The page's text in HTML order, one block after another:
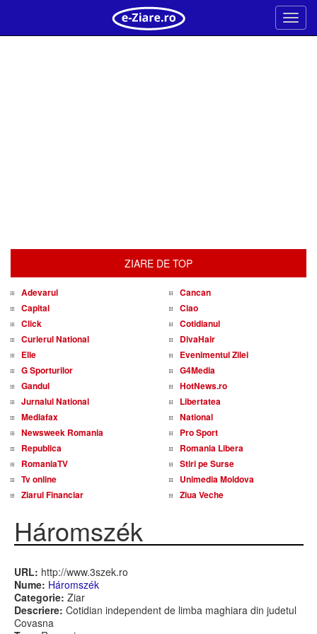
Meniu
ZIARE DE TOP
Adevarul
Cancan
Capital
Ciao
Click
Cotidianul
Curierul National
DivaHair
Elle
Evenimentul Zilei
G Sporturilor
G4Media
Gandul
HotNews.ro
Jurnalul National
Libertatea
Mediafax
National
Newsweek Romania
Pro Sport
Republica
Romania Libera
RomaniaTV
Stiri pe Surse
Tv online
Unimedia Moldova
Ziarul Financiar
Ziua Veche
Háromszék
URL: http://www.3szek.ro
Nume: Háromszék
Categorie: Ziar
Descriere: Cotidian independent de limba maghiara din judetul
Covasna